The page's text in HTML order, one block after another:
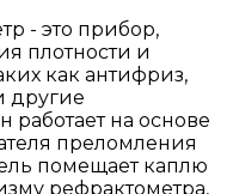
- это прибор,
плотности и
как антифриз,
другие
на основе
преломления
помещает каплю
рефрактометра,